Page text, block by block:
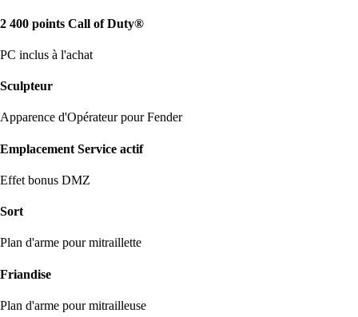
2 400 points Call of Duty®
PC inclus à l'achat
Sculpteur
Apparence d'Opérateur pour Fender
Emplacement Service actif
Effet bonus DMZ
Sort
Plan d'arme pour mitraillette
Friandise
Plan d'arme pour mitrailleuse